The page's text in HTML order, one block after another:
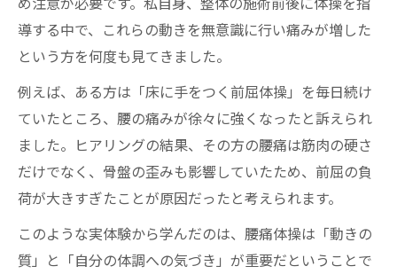
め注意が必要です。私自身、整体の施術前後に体操を指
導する中で、これらの動きを無意識に行い痛みが増した
という方を何度も見てきました。
例えば、ある方は「床に手をつく前屈体操」を毎日続け
ていたところ、腰の痛みが徐々に強くなったと訴えられ
ました。ヒアリングの結果、その方の腰痛は筋肉の硬さ
だけでなく、骨盤の歪みも影響していたため、前屈の負
荷が大きすぎたことが原因だったと考えられます。
このような実体験から学んだのは、腰痛体操は「動きの
質」と「自分の体調への気づき」が重要だということで